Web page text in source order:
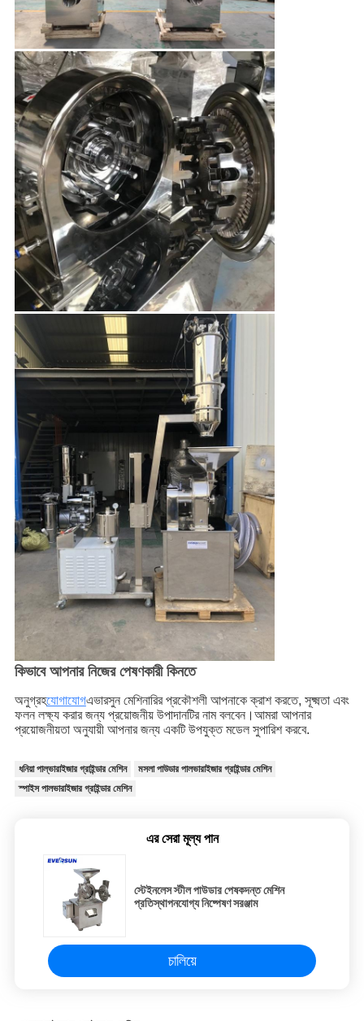
কিভাবে আপনার নিজের পেষণকারী কিনতে
অনুগ্রহযোগাযোগএভারসুন মেশিনারির প্রকৌশলী আপনাকে ক্রাশ করতে, সূক্ষ্মতা এবং
ফলন লক্ষ্য করার জন্য প্রয়োজনীয় উপাদানটির নাম বলবেন।আমরা আপনার
প্রয়োজনীয়তা অনুযায়ী আপনার জন্য একটি উপযুক্ত মডেল সুপারিশ করবে.
ধনিয়া পাল্ভারাইজার গ্রাইন্ডার মেশিন
মসলা পাউডার পালভারাইজার গ্রাইন্ডার মেশিন
স্পাইস পালভারাইজার গ্রাইন্ডার মেশিন
এর সেরা মূল্য পান
স্টেইনলেস স্টীল পাউডার পেষকদন্ত মেশিন
প্রতিস্থাপনযোগ্য নিষ্পেষণ সরঞ্জাম
চালিয়ে